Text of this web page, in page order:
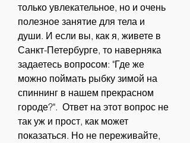
только увлекательное, но и очень
полезное занятие для тела и
души. И если вы, как я, живете в
Санкт-Петербурге, то наверняка
задаетесь вопросом: "Где же
можно поймать рыбку зимой на
спиннинг в нашем прекрасном
городе?".  Ответ на этот вопрос не
так уж и прост, как может
показаться. Но не переживайте,